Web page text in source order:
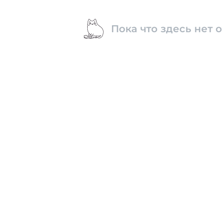
Пока что здесь нет